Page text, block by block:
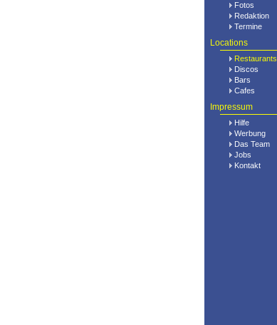
Fotos
Redaktion
Termine
Locations
Restaurants
Discos
Bars
Cafes
Impressum
Hilfe
Werbung
Das Team
Jobs
Kontakt